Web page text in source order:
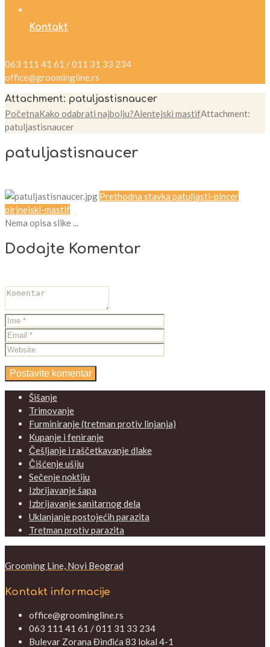
Kontakt
063 111 41 61 / 011 31 33 234
office@groomingline.rs
Attachment: patuljastisnaucer
PočetnaKako odabrati najbolju?Alentejski mastifAttachment:
patuljastisnaucer
patuljastisnaucer
Prethodna stavka patuljasti-pincer
pirinejski-mastif
Nema opisa slike ...
Dodajte Komentar
Šišanje
Trimovanje
Furminiranje (tretman protiv linjanja)
Kupanje i feniranje
Češljanje i raščetkavanje dlake
Čišćenje ušiju
Sečenje noktiju
Izbrijavanje šapa
Izbrijavanje sanitarnog dela
Uklanjanje postojećih parazita
Tretman protiv parazita
Grooming Line, Novi Beograd
Kontakt informacije
office@groomingline.rs
063 111 41 61 / 011 31 33 234
Bulevar Zorana Đinđića 83 lokal 4-1